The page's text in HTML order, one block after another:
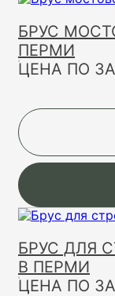
БРУС
ПЕРМИ
ЦЕНА ПО
БРУС ДЛЯ
В ПЕРМИ
ЦЕНА ПО